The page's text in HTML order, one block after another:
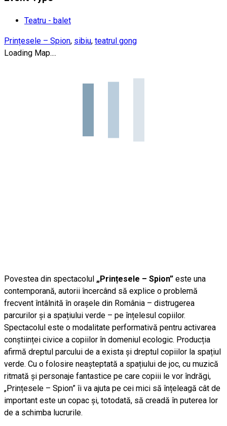
Teatru - balet
Prințesele – Spion, sibiu, teatrul gong
Loading Map....
Povestea din spectacolul „Prințesele – Spion” este una
contemporană, autorii încercând să explice o problemă
frecvent întâlnită în orașele din România – distrugerea
parcurilor și a spațiului verde – pe înțelesul copiilor.
Spectacolul este o modalitate performativă pentru activarea
conștiinței civice a copiilor în domeniul ecologic. Producția
afirmă dreptul parcului de a exista și dreptul copiilor la spațiul
verde. Cu o folosire neașteptată a spațiului de joc, cu muzică
ritmată și personaje fantastice pe care copiii le vor îndrăgi,
„Prințesele – Spion” îi va ajuta pe cei mici să înțeleagă cât de
important este un copac și, totodată, să creadă în puterea lor
de a schimba lucrurile.